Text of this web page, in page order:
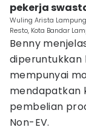
pekerja
Wuling Arista
Resto, Kota Bandar
Benny
diperuntukkan
mempunyai
mendapatkan
pembelian
Non-EV.